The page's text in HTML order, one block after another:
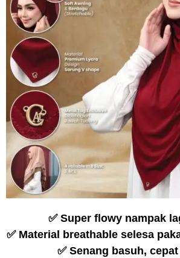
✅ Super flowy nampak
✅ Material breathable selesa
✅ Senang basuh,